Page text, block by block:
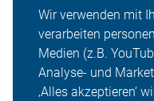
Wir verwenden mit
verarbeiten
Medien (z.B.
Analyse- und
‚Alles akzeptieren‘
dieser